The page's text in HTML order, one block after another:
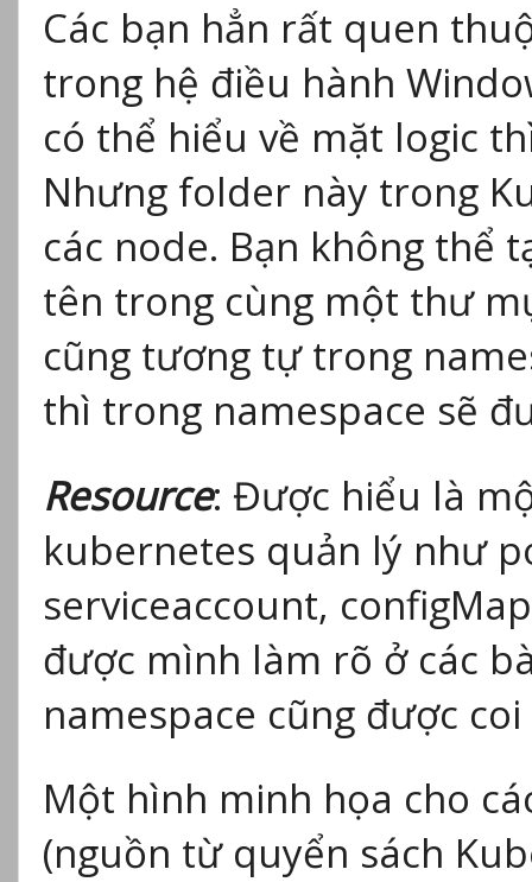
Các bạn hẳn rất quen
trong hệ điều hành
có thể hiểu về mặt logic
Nhưng folder này trong
các node. Bạn không thể
tên trong cùng một thư
cũng tương tự trong
thì trong namespace sẽ
Resource: Được hiểu là
kubernetes quản lý như
serviceaccount,
được mình làm rõ ở các
namespace cũng được
Một hình minh họa cho
(nguồn từ quyển sách